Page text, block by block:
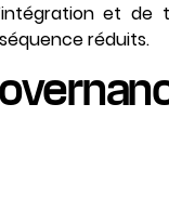
et de
réduits.